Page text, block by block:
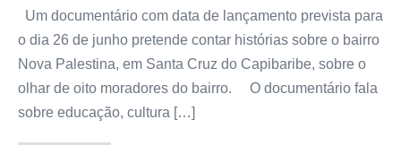
Um documentário com data de lançamento prevista para
o dia 26 de junho pretende contar histórias sobre o bairro
Nova Palestina, em Santa Cruz do Capibaribe, sobre o
olhar de oito moradores do bairro. O documentário fala
sobre educação, cultura […]